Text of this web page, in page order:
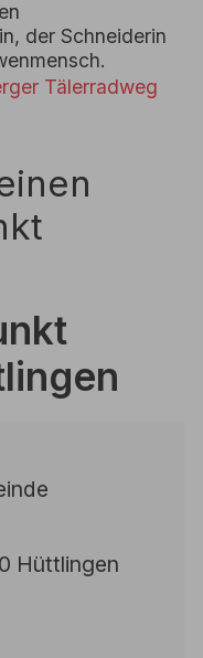
der Schneiderin
Tälerradweg
Hüttlingen